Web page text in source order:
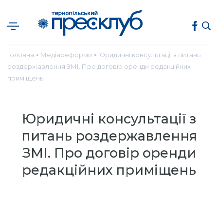
Головна ● Медіареформи ● Юридичні консультації з питань
роздержавлення ЗМІ. Про договір оренди редакційних
приміщень
Юридичні консультації з
питань роздержавлення
ЗМІ. Про договір оренди
редакційних приміщень